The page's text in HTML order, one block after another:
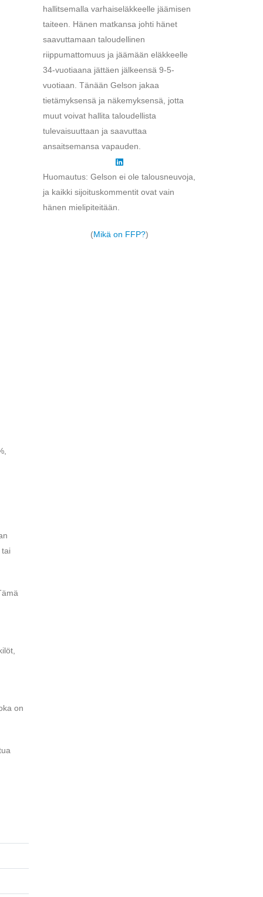
tai
on
hallitsemalla varhaiseläkkeelle jäämisen
taiteen. Hänen matkansa johti hänet
saavuttamaan taloudellinen
riippumattomuus ja jäämään eläkkeelle
34-vuotiaana jättäen jälkeensä 9-5-
vuotiaan. Tänään Gelson jakaa
tietämyksensä ja näkemyksensä, jotta
muut voivat hallita taloudellista
tulevaisuuttaan ja saavuttaa
ansaitsemansa vapauden.
Huomautus: Gelson ei ole talousneuvoja,
ja kaikki sijoituskommentit ovat vain
hänen mielipiteitään.
(Mikä on FFP?)